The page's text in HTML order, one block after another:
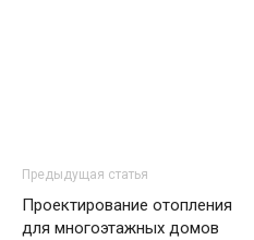
Предыдущая статья
Проектирование отопления
для многоэтажных домов